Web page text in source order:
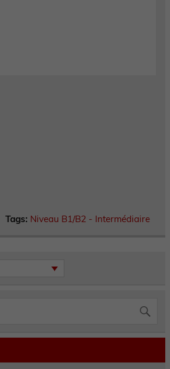
Tags: Niveau B1/B2 - Intermédiaire